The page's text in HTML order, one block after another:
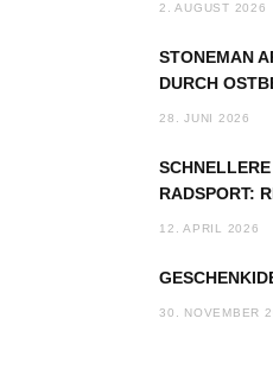
2. AUGUST 2026
STONEMAN
DURCH
28. JUNI 2026
RADSPORT:
12. APRIL 2026
30. NOVEMBER